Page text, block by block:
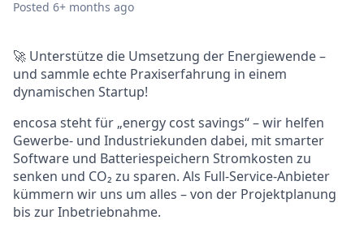
Posted 6+ months ago
🚀 Unterstütze die Umsetzung der Energiewende –
und sammle echte Praxiserfahrung in einem
dynamischen Startup!
encosa steht für „energy cost savings“ – wir helfen
Gewerbe- und Industriekunden dabei, mit smarter
Software und Batteriespeichern Stromkosten zu
senken und CO₂ zu sparen. Als Full-Service-Anbieter
kümmern wir uns um alles – von der Projektplanung
bis zur Inbetriebnahme.